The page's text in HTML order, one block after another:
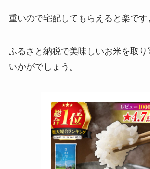
重いので宅配してもらえると楽です
ふるさと納税で美味しいお米を取り
いかがでしょう。